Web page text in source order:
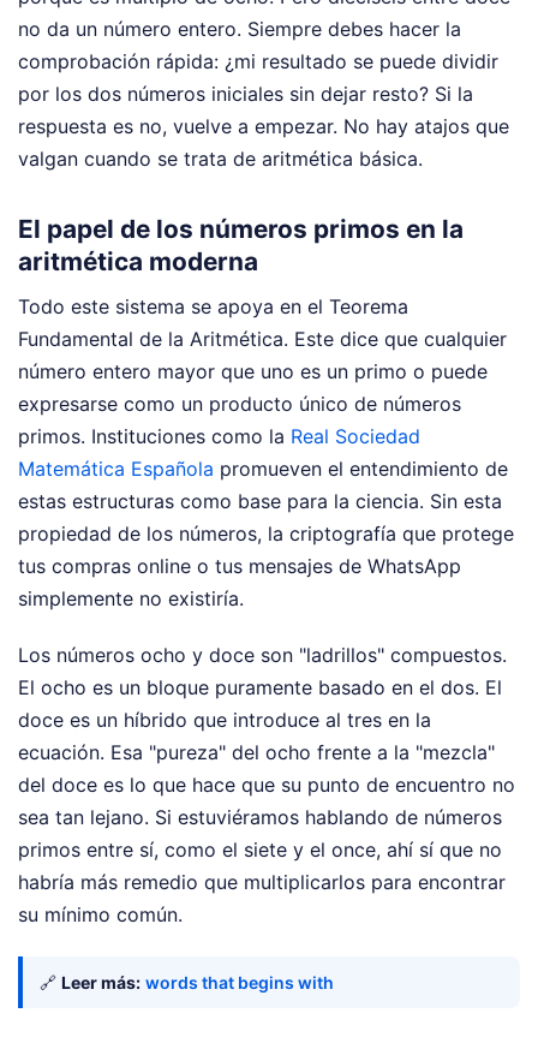
no da un número entero. Siempre debes hacer la
comprobación rápida: ¿mi resultado se puede dividir
por los dos números iniciales sin dejar resto? Si la
respuesta es no, vuelve a empezar. No hay atajos que
valgan cuando se trata de aritmética básica.
El papel de los números primos en la
aritmética moderna
Todo este sistema se apoya en el Teorema
Fundamental de la Aritmética. Este dice que cualquier
número entero mayor que uno es un primo o puede
expresarse como un producto único de números
primos. Instituciones como la Real Sociedad
Matemática Española promueven el entendimiento de
estas estructuras como base para la ciencia. Sin esta
propiedad de los números, la criptografía que protege
tus compras online o tus mensajes de WhatsApp
simplemente no existiría.
Los números ocho y doce son "ladrillos" compuestos.
El ocho es un bloque puramente basado en el dos. El
doce es un híbrido que introduce al tres en la
ecuación. Esa "pureza" del ocho frente a la "mezcla"
del doce es lo que hace que su punto de encuentro no
sea tan lejano. Si estuviéramos hablando de números
primos entre sí, como el siete y el once, ahí sí que no
habría más remedio que multiplicarlos para encontrar
su mínimo común.
🔗 Leer más: words that begins with